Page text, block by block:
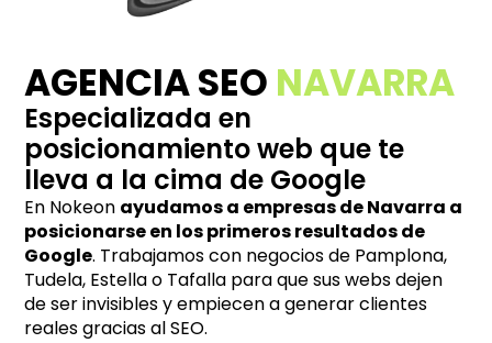
AGENCIA SEO NAVARRA
Especializada en
posicionamiento web que te
lleva a la cima de Google
En Nokeon ayudamos a empresas de Navarra a
posicionarse en los primeros resultados de
Google. Trabajamos con negocios de Pamplona,
Tudela, Estella o Tafalla para que sus webs dejen
de ser invisibles y empiecen a generar clientes
reales gracias al SEO.